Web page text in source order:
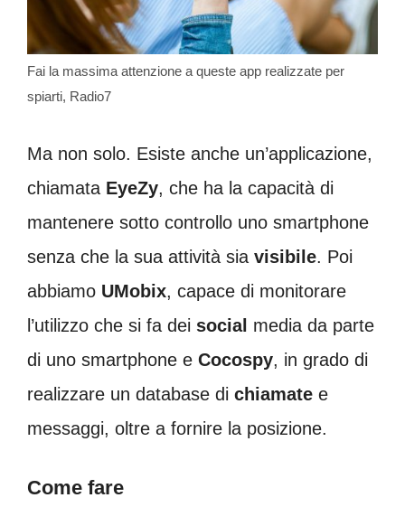
Fai la massima attenzione a queste app realizzate per
spiarti, Radio7
Ma non solo. Esiste anche un’applicazione,
chiamata EyeZy, che ha la capacità di
mantenere sotto controllo uno smartphone
senza che la sua attività sia visibile. Poi
abbiamo UMobix, capace di monitorare
l’utilizzo che si fa dei social media da parte
di uno smartphone e Cocospy, in grado di
realizzare un database di chiamate e
messaggi, oltre a fornire la posizione.
Come fare